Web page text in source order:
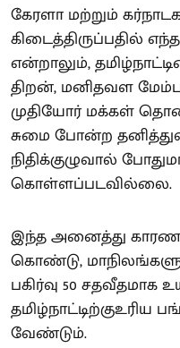
கேரளா மற்றும்
கிடைத்திருப்பதில்
என்றாலும்,
திறன், மனிதவள
முதியோர் மக்கள்
சுமை போன்ற
நிதிக்குழுவால்
கொள்ளப்படவில்லை.
இந்த அனைத்து
கொண்டு,
பகிர்வு 50
தமிழ்நாட்டிற்குஉரிய
வேண்டும்.